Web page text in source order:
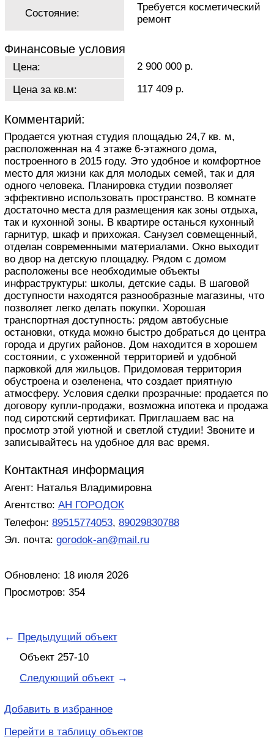
Состояние:
Требуется косметический
ремонт
Финансовые условия
Цена:
2 900 000 р.
Цена за кв.м:
117 409 р.
Комментарий:
Продается уютная студия площадью 24,7 кв. м,
расположенная на 4 этаже 6-этажного дома,
построенного в 2015 году. Это удобное и комфортное
место для жизни как для молодых семей, так и для
одного человека. Планировка студии позволяет
эффективно использовать пространство. В комнате
достаточно места для размещения как зоны отдыха,
так и кухонной зоны. В квартире останься кухонный
гарнитур, шкаф и прихожая. Санузел совмещенный,
отделан современными материалами. Окно выходит
во двор на детскую площадку. Рядом с домом
расположены все необходимые объекты
инфраструктуры: школы, детские сады. В шаговой
доступности находятся разнообразные магазины, что
позволяет легко делать покупки. Хорошая
транспортная доступность: рядом автобусные
остановки, откуда можно быстро добраться до центра
города и других районов. Дом находится в хорошем
состоянии, с ухоженной территорией и удобной
парковкой для жильцов. Придомовая территория
обустроена и озеленена, что создает приятную
атмосферу. Условия сделки прозрачные: продается по
договору купли-продажи, возможна ипотека и продажа
под сиротский сертификат. Приглашаем вас на
просмотр этой уютной и светлой студии! Звоните и
записывайтесь на удобное для вас время.
Контактная информация
Агент: Наталья Владимировна
Агентство: АН ГОРОДОК
Телефон: 89515774053, 89029830788
Эл. почта: gorodok-an@mail.ru
Обновлено: 18 июля 2026
Просмотров: 354
← Предыдущий объект
Объект 257-10
Следующий объект →
Добавить в избранное
Перейти в таблицу объектов